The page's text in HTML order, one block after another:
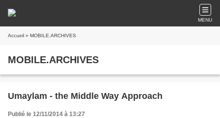
MENU
Accueil » MOBILE.ARCHIVES
MOBILE.ARCHIVES
Umaylam - the Middle Way Approach
Publié le 12/11/2014 à 13:27